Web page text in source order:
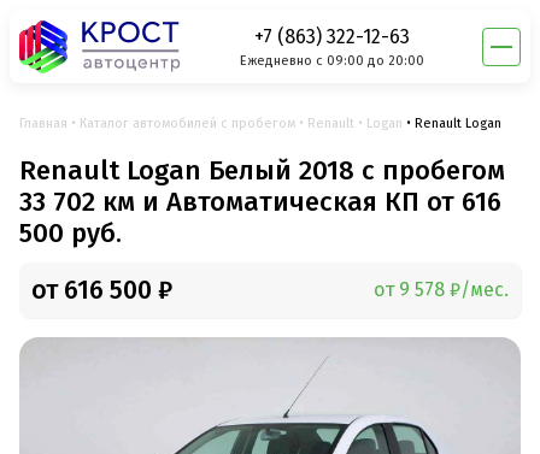
+7 (863) 322-12-63
Ежедневно с 09:00 до 20:00
Главная Каталог автомобилей с пробегом Renault Logan Renault Logan
Renault Logan Белый 2018 с пробегом
33 702 км и Автоматическая КП от 616
500 руб.
от 616 500 ₽ от 9 578 ₽/мес.